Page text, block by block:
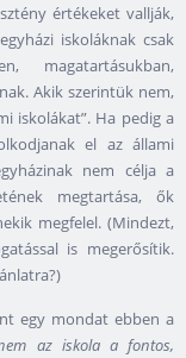
értékeket vallják,
iskoláknak csak
magatartásukban,
Akik szerintük nem,
iskolákat”. Ha pedig a
el az állami
nem célja a
megtartása, ők
megfelel. (Mindezt,
is megerősítik.
egy mondat ebben a
az iskola a fontos,